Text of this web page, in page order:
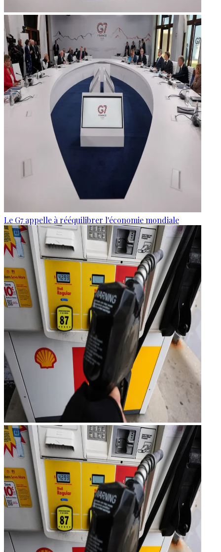
Le G7 appelle à rééquilibrer l'économie mondiale